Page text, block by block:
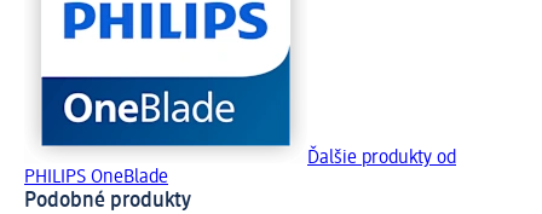
Ďalšie produkty od
PHILIPS OneBlade
Podobné produkty